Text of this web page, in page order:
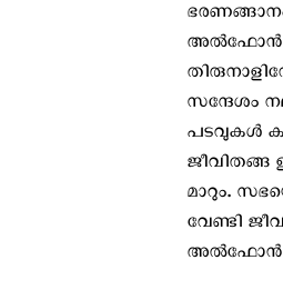
സന്ദേശം
പടവുകൾ
മാറും.
വേണ്ടി